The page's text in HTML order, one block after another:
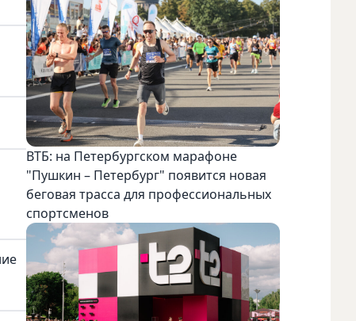
ВТБ: на Петербургском марафоне
"Пушкин – Петербург" появится новая
беговая трасса для профессиональных
спортсменов